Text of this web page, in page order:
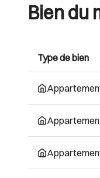
Bien du
Type de bien